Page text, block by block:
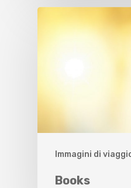
Immagini di
Books